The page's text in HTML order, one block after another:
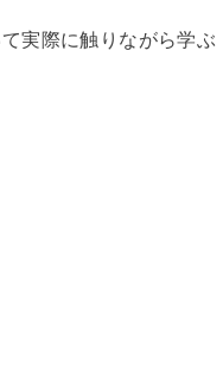
実際に触りながら学ぶ